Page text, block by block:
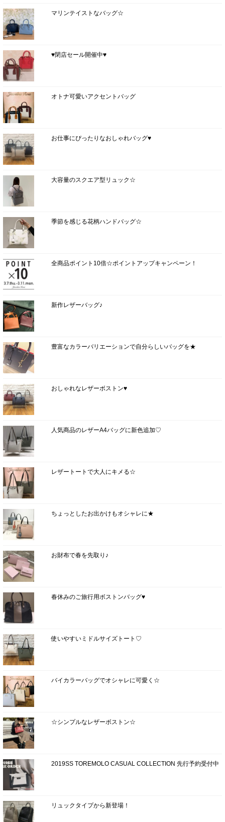
マリンテイストなバッグ☆
♥閉店セール開催中♥
オトナ可愛いアクセントバッグ
お仕事にぴったりなおしゃれバッグ♥
大容量のスクエア型リュック☆
季節を感じる花柄ハンドバッグ☆
全商品ポイント10倍☆ポイントアップキャンペーン！
新作レザーバッグ♪
豊富なカラーバリエーションで自分らしいバッグを★
おしゃれなレザーボストン♥
人気商品のレザーA4バッグに新色追加♡
レザートートで大人にキメる☆
ちょっとしたお出かけもオシャレに★
お財布で春を先取り♪
春休みのご旅行用ボストンバッグ♥
使いやすいミドルサイズトート♡
バイカラーバッグでオシャレに可愛く☆
☆シンプルなレザーボストン☆
2019SS TOREMOLO CASUAL COLLECTION 先行予約受付中
リュックタイプから新登場！